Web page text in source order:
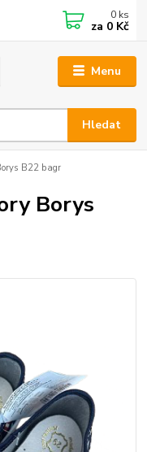
Menu
Hledat
0 ks
za 0 Kč
B22 bagr
Borys